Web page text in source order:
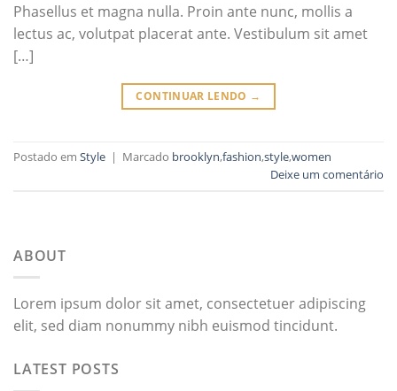
Phasellus et magna nulla. Proin ante nunc, mollis a
lectus ac, volutpat placerat ante. Vestibulum sit amet
[…]
CONTINUAR LENDO →
Postado em Style | Marcado brooklyn,fashion,style,women
Deixe um comentário
ABOUT
Lorem ipsum dolor sit amet, consectetuer adipiscing
elit, sed diam nonummy nibh euismod tincidunt.
LATEST POSTS